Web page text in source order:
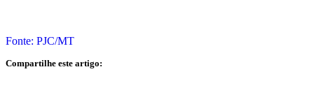
Fonte: PJC/MT
Compartilhe este artigo: